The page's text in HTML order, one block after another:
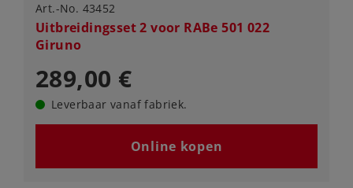
Art.-No. 43452
Uitbreidingsset 2 voor RABe 501 022
Giruno
289,00 €
Leverbaar vanaf fabriek.
Online kopen